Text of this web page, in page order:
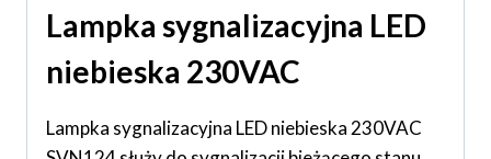
Lampka sygnalizacyjna LED
niebieska 230VAC
Lampka sygnalizacyjna LED niebieska 230VAC